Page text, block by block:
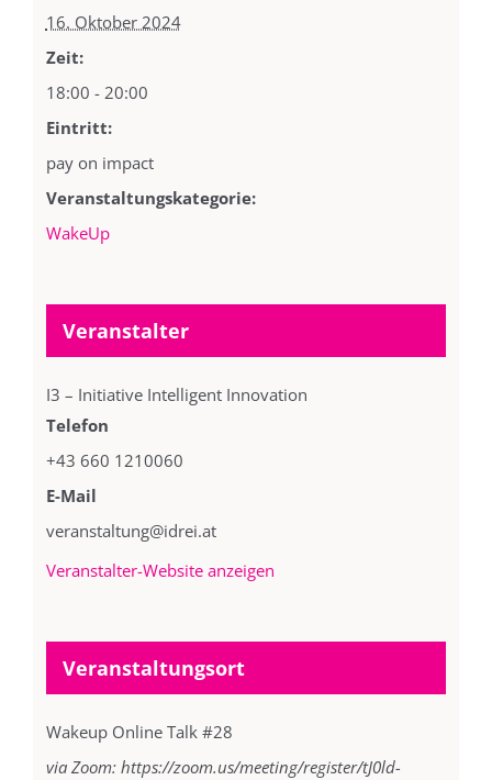
16. Oktober 2024
Zeit:
18:00 - 20:00
Eintritt:
pay on impact
Veranstaltungskategorie:
WakeUp
Veranstaltungsort
Wakeup Online Talk #28
via Zoom: https://zoom.us/meeting/register/tJ0ld-
Veranstalter
I3 – Initiative Intelligent Innovation
Telefon
+43 660 1210060
E-Mail
veranstaltung@idrei.at
Veranstalter-Website anzeigen